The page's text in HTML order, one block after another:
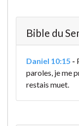
Bible du
Daniel 10:15 -
paroles, je me
restais muet.